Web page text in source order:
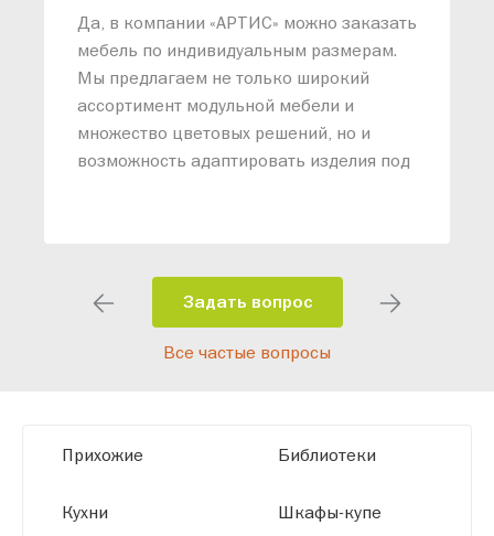
Да, в компании «АРТИС» можно заказать
мебель по индивидуальным размерам.
Мы предлагаем не только широкий
ассортимент модульной мебели и
множество цветовых решений, но и
возможность адаптировать изделия под
помещения и личные пожелания.
Благодаря современному
высокотехнологичному оборудованию
размерам.
Задать вопрос
Все частые вопросы
Прихожие
Кухни
Библиотеки
Шкафы-купе